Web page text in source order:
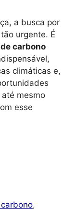
a busca por
urgente. É
carbono
climáticas e,
mesmo
esse
,